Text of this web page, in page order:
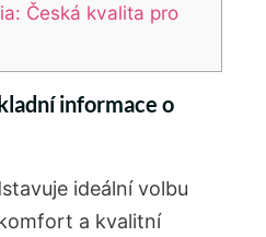
Česká kvalita pro
informace o
ideální volbu
a kvalitní